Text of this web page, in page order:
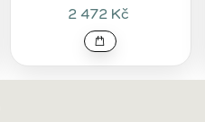
2 472 Kč